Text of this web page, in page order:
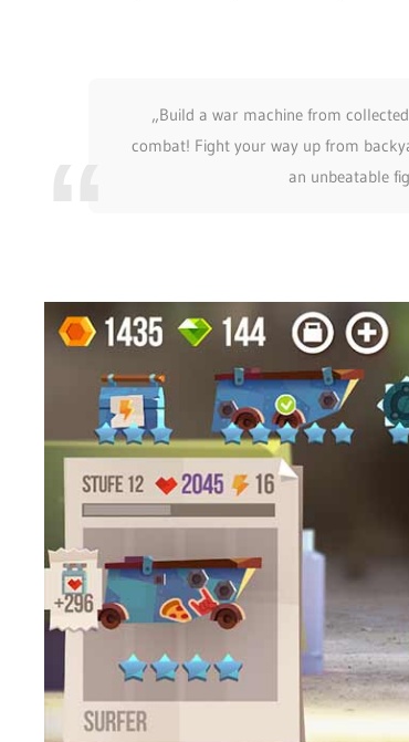
„Build a war machine from
combat! Fight your way up from
an unbeatable